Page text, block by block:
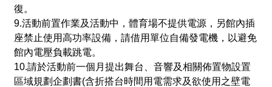
復。
9.活動前置作業及活動中，體育場不提供電源，另館內插
座禁止使用高功率設備，請借用單位自備發電機，以避免
館內電壓負載跳電。
10.請於活動前一個月提出舞台、音響及相關佈置物設置
區域規劃企劃書(含折搭台時間用電需求及欲使用之壁電